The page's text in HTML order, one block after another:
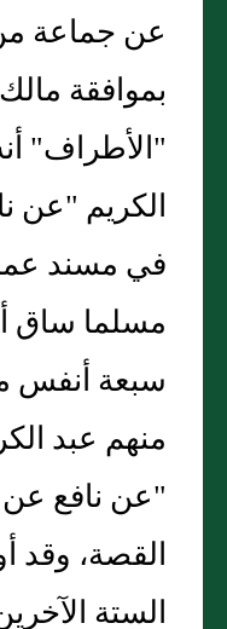
عن جماعة
بموافقة
"الأطراف"
الكريم "عن
في مسند
مسلما ساق
سبعة أنفس
منهم عبد
"عن نافع
القصة، وقد
الستة